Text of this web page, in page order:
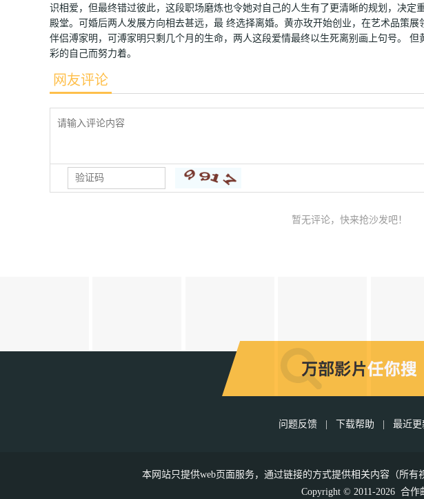
识相爱，但最终错过彼此，这段职场磨炼也令她对自己的人生有了更清晰的规划，决定
殿堂。可婚后两人发展方向相去甚远，最 终选择离婚。黄亦玫开始创业，在艺术品策
伴侣溥家明，可溥家明只剩几个月的生命，两人这段爱情最终以生死离别画上句号。
彩的自己而努力着。
网友评论
暂无评论，快来抢沙发吧！
问题反馈 下载帮助 最近更
本网站只提供web页面服务，通过链接的方式提供相关内容（所
Copyright © 2011-2026 合作